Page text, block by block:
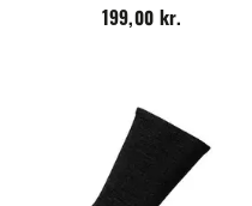
199,00 kr.